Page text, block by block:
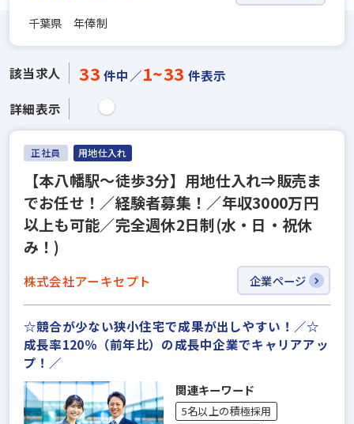
千葉県 年俸制
該当求人 33 件中／1~33 件表示
詳細表示
正社員 用地仕入れ
【本八幡駅～徒歩3分】用地仕入れ⇒販売ま
でお任せ！／経験者募集！／年収3000万円
以上も可能／完全週休2日制(水・日・祝休
み！)
株式会社アーキセプト 企業ページ
☆競合が少ない狭小住宅で成果が出しやすい！／☆
成長率120％（前年比）の成長中企業でキャリアアッ
プ！／
関連キーワード
5名以上の積極採用